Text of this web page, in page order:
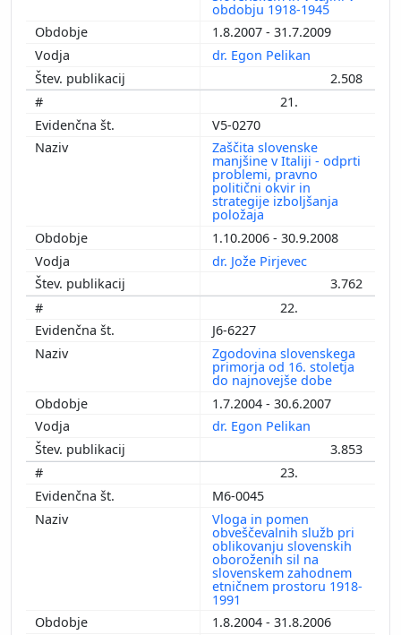
obdobju 1918-1945
1.8.2007 - 31.7.2009
dr. Egon Pelikan
2.508
21.
V5-0270
Zaščita slovenske
manjšine v Italiji - odprti
problemi, pravno
politični okvir in
strategije izboljšanja
položaja
1.10.2006 - 30.9.2008
dr. Jože Pirjevec
3.762
22.
J6-6227
Zgodovina slovenskega
primorja od 16. stoletja
do najnovejše dobe
1.7.2004 - 30.6.2007
dr. Egon Pelikan
3.853
23.
M6-0045
Vloga in pomen
obveščevalnih služb pri
oblikovanju slovenskih
oboroženih sil na
slovenskem zahodnem
etničnem prostoru 1918-
1991
1.8.2004 - 31.8.2006